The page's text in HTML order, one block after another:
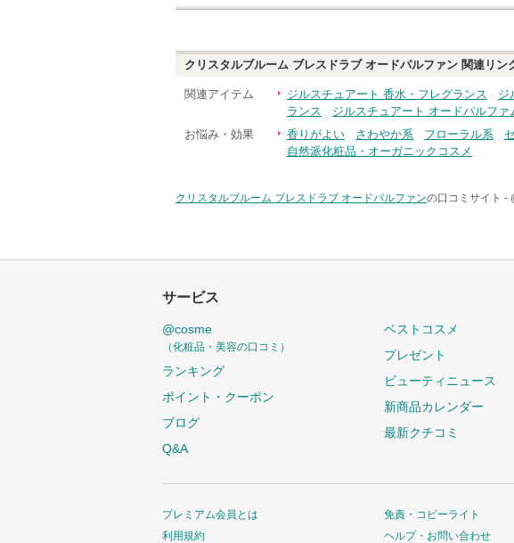
クリスタルブルーム ブレスドラブ オードパルファン 関連リン
関連アイテム ジルスチュアート 香水・フレグランス ジ
ランス
ジルスチュアート オードパルファ
お悩み・効果
香りがよい さわやか系 フローラル系
自然派化粧品・オーガニックコスメ
クリスタルブルーム ブレスドラブ オードパルファンの口コミサイト -
サービス
@cosme
（化粧品・美容の口コミ）
ランキング
ポイント・クーポン
ブログ
Q&A
ベストコスメ
プレゼント
ビューティニュース
新商品カレンダー
最新クチコミ
プレミアム会員とは
利用規約
免責・コピーライト
ヘルプ・お問い合わせ